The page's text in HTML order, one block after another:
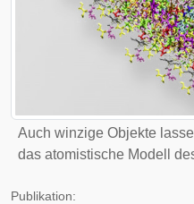
Auch winzige Objekte
das atomistische Modell
Publikation: